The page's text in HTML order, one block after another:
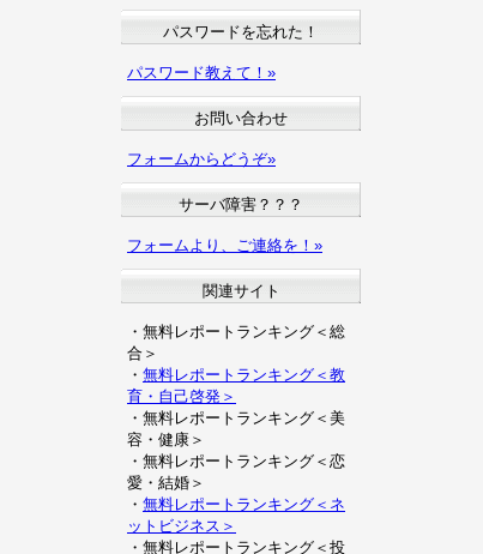
パスワードを忘れた！
パスワード教えて！»
お問い合わせ
フォームからどうぞ»
サーバ障害？？？
フォームより、ご連絡を！»
関連サイト
・無料レポートランキング＜総
合＞
・ 無料レポートランキング＜教
育・自己啓発＞
・無料レポートランキング＜美
容・健康＞
・無料レポートランキング＜恋
愛・結婚＞
・ 無料レポートランキング＜ネ
ットビジネス＞
・無料レポートランキング＜投